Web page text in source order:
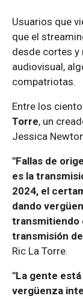
Usuarios que
que el
desde cortes y
audiovisual,
compatriotas.
Entre los
Torre, un
Jessica
"Fallas de
es la
2024, el
dando
transmitiendo
transmisión
Ric La Torre.
"La gente
vergüenza